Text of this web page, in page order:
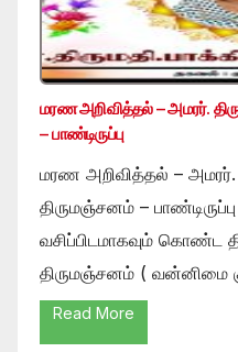
மரண அறிவித்தல் – அமரர்.
– பாண்டிருப்பு
மரண அறிவித்தல் – அமரர்.
திருமஞ்சனம் –
வசிப்பிடமாகவும் கொண்ட
திருமஞ்சனம் ( வன்னிமை
Read More